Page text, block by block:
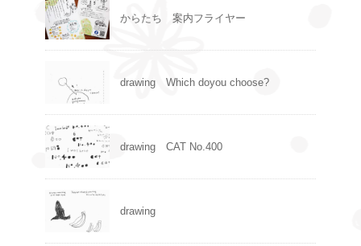
からたち 案内フライヤー
drawing Which doyou choose?
drawing CAT No.400
drawing